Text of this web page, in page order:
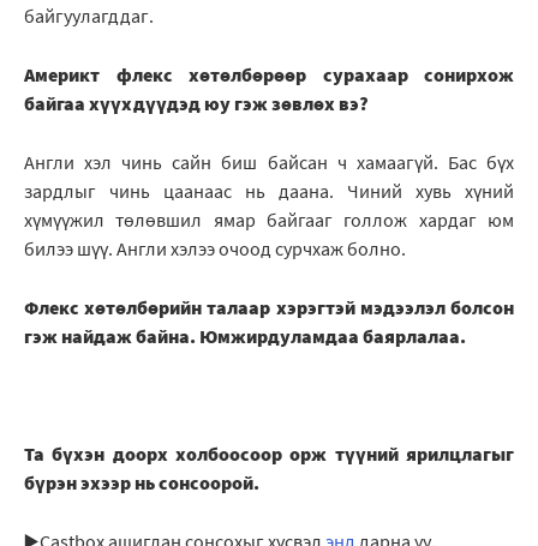
байгуулагддаг.
Америкт флекс хөтөлбөрөөр сурахаар сонирхож
байгаа хүүхдүүдэд юу гэж зөвлөх вэ?
Англи хэл чинь сайн биш байсан ч хамаагүй. Бас бүх
зардлыг чинь цаанаас нь даана. Чиний хувь хүний
хүмүүжил төлөвшил ямар байгааг голлож хардаг юм
билээ шүү. Англи хэлээ очоод сурчхаж болно.
Флекс хөтөлбөрийн талаар хэрэгтэй мэдээлэл болсон
гэж найдаж байна. Юмжирдуламдаа баярлалаа.
Та бүхэн доорх холбоосоор орж түүний ярилцлагыг
бүрэн эхээр нь сонсоорой.